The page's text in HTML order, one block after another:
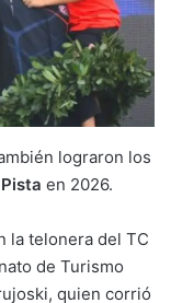
lograron los
en 2026.
la telonera del TC
de Turismo
quien corrió